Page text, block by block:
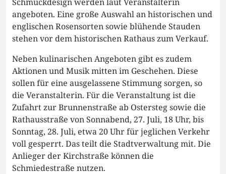
angeboten. Eine große Auswahl an historischen und
englischen Rosensorten sowie blühende Stauden
stehen vor dem historischen Rathaus zum Verkauf.
Neben kulinarischen Angeboten gibt es zudem
Aktionen und Musik mitten im Geschehen. Diese
sollen für eine ausgelassene Stimmung sorgen, so
die Veranstalterin. Für die Veranstaltung ist die
Zufahrt zur Brunnenstraße ab Ostersteg sowie die
Rathausstraße von Sonnabend, 27. Juli, 18 Uhr, bis
Sonntag, 28. Juli, etwa 20 Uhr für jeglichen Verkehr
voll gesperrt. Das teilt die Stadtverwaltung mit. Die
Anlieger der Kirchstraße können die
Schmiedestraße nutzen.